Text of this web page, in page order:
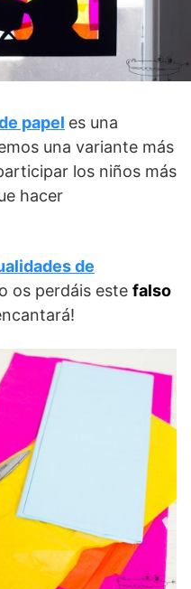
papel es una
una variante más
los niños más
hacer
de
os perdáis este falso